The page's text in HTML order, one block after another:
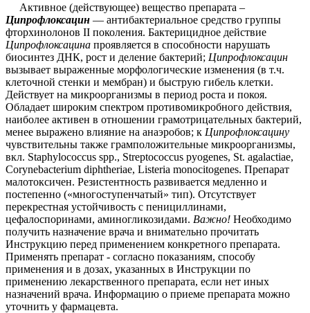
Активное (действующее) вещество препарата –
Ципрофлоксацин — антибактериальное средство группы
фторхинолонов II поколения. Бактерицидное действие
Ципрофлоксацина проявляется в способности нарушать
биосинтез ДНК, рост и деление бактерий; Ципрофлоксацин
вызывает выраженные морфологические изменения (в т.ч.
клеточной стенки и мембран) и быструю гибель клетки.
Действует на микроорганизмы в период роста и покоя.
Обладает широким спектром противомикробного действия,
наиболее активен в отношении грамотрицательных бактерий,
менее выражено влияние на анаэробов; к Ципрофлоксацину
чувствительны также грамположительные микроорганизмы,
вкл. Staphylococcus spp., Streptococcus pyogenes, St. agalactiae,
Corynebacterium diphtheriae, Listeria monocitogenes. Препарат
малотоксичен. Резистентность развивается медленно и
постепенно («многоступенчатый» тип). Отсутствует
перекрестная устойчивость с пенициллинами,
цефалоспоринами, аминогликозидами. Важно! Необходимо
получить назначение врача и внимательно прочитать
Инструкцию перед применением конкретного препарата.
Применять препарат - согласно показаниям, способу
применения и в дозах, указанных в Инструкции по
применению лекарственного препарата, если нет иных
назначений врача. Информацию о приеме препарата можно
уточнить у фармацевта.